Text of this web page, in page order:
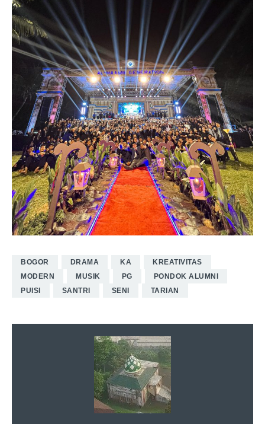
BOGOR DRAMA KA
KREATIVITAS
MODERN
MUSIK PG
PONDOK ALUMNI
PUISI
SANTRI SENI TARIAN